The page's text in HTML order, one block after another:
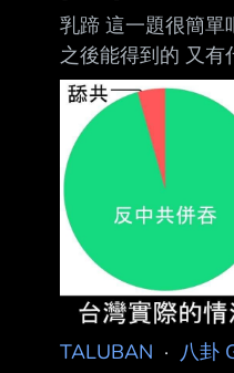
乳蹄 這一題很簡單
之後能得到的 又有
匪統一之作會消失
前者 你統個屁 有
匪也反民進黨 同
到想戒嚴阿 極端都
主義的鐵拳教訓過
黨??? 有本事共匪
優 超正常吧 反共
正常?? 這不就跟綠
障垃圾嘛 哈哈 我
色列跟伊朗
TALUBAN · 八卦